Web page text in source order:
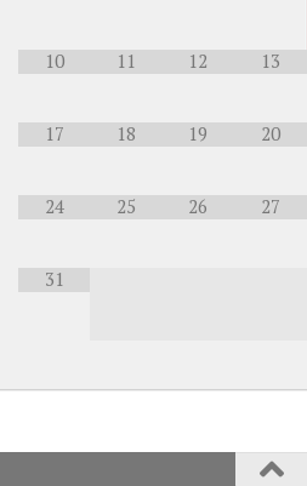
10 11 12 13
17 18 19 20
24 25 26 27
31